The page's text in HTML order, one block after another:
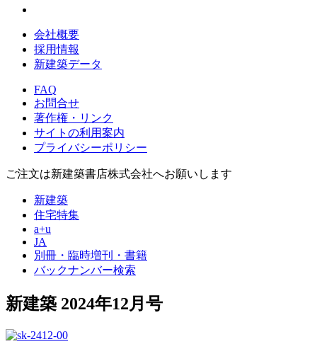
会社概要
採用情報
新建築データ
FAQ
お問合せ
著作権・リンク
サイトの利用案内
プライバシーポリシー
ご注文は新建築書店株式会社へお願いします
新建築
住宅特集
a+u
JA
別冊・臨時増刊・書籍
バックナンバー検索
新建築 2024年12月号